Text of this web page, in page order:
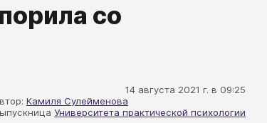
со
14 августа 2021 г. в 09:25
Камиля Сулейменова
Университета практической психологии